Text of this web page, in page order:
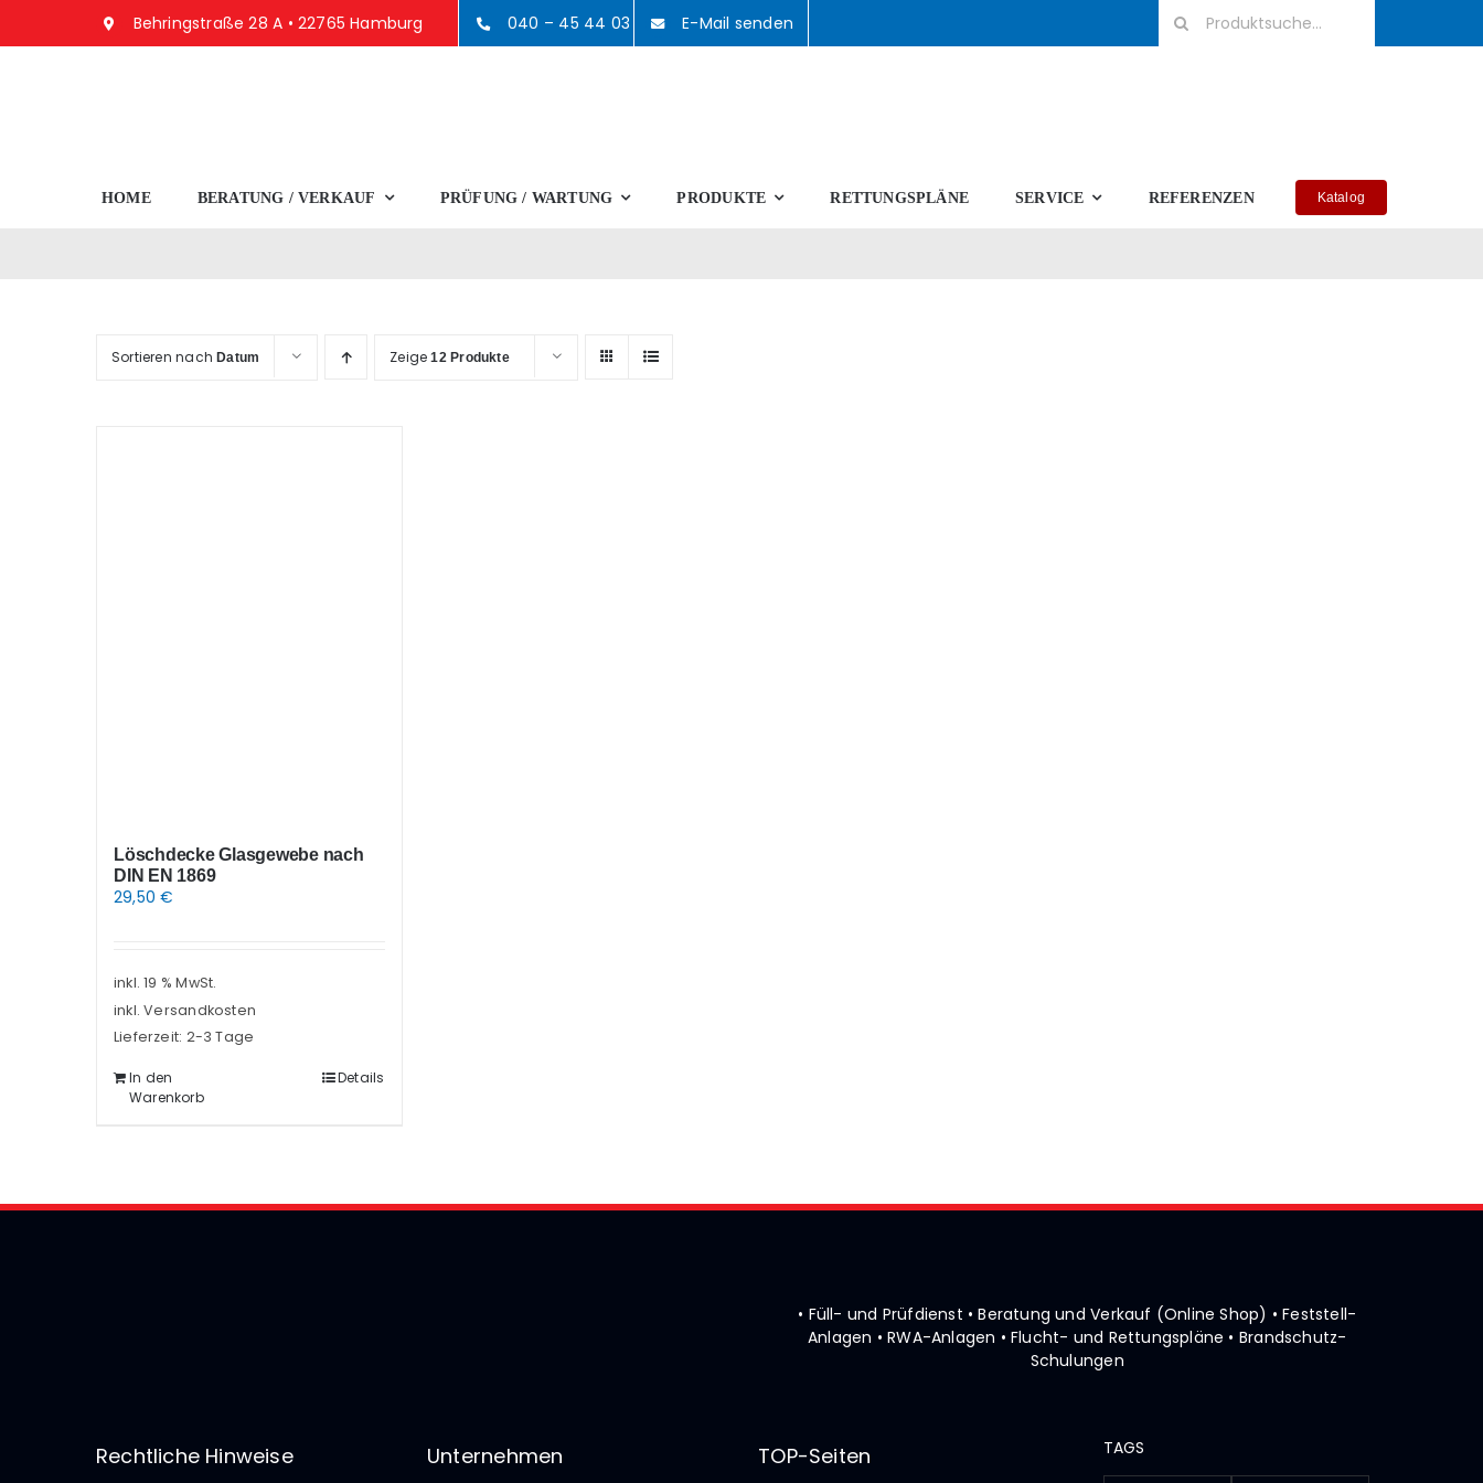
Behringstraße 28 A • 22765 Hamburg 040 – 45 44 03 E-Mail senden
nach:
HOME BERATUNG / VERKAUF PRÜFUNG / WARTUNG PRODUKTE RETTUNGSPLÄNE SERVICE REFERENZEN Katalog
Sortieren nachDatum Zeige12 Produkte
Löschdecke Glasgewebe nach
DIN EN 1869
29,50€
inkl. 19 % MwSt.
inkl. Versandkosten
Lieferzeit: 2-3 Tage
In den
Warenkorb
Details
• Füll- und Prüfdienst • Beratung und Verkauf (Online Shop) • Feststell-
Anlagen • RWA-Anlagen • Flucht- und Rettungspläne • Brandschutz-
Schulungen
Rechtliche Hinweise Unternehmen TOP-Seiten TAGS